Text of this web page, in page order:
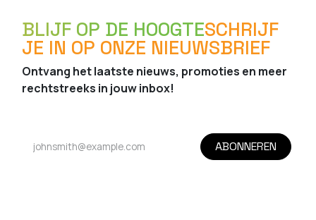
BLIJF OP DE HOOGTESCHRIJF
JE IN OP ONZE NIEUWSBRIEF
Ontvang het laatste nieuws, promoties en meer
rechtstreeks in jouw inbox!
ABONNEREN